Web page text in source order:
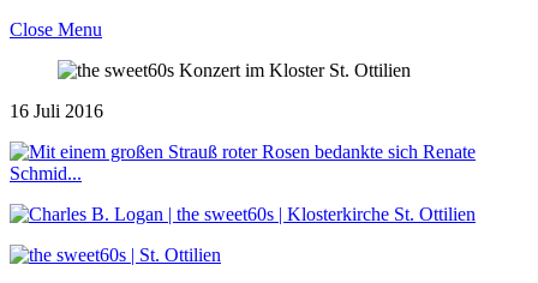
Close Menu
16 Juli 2016